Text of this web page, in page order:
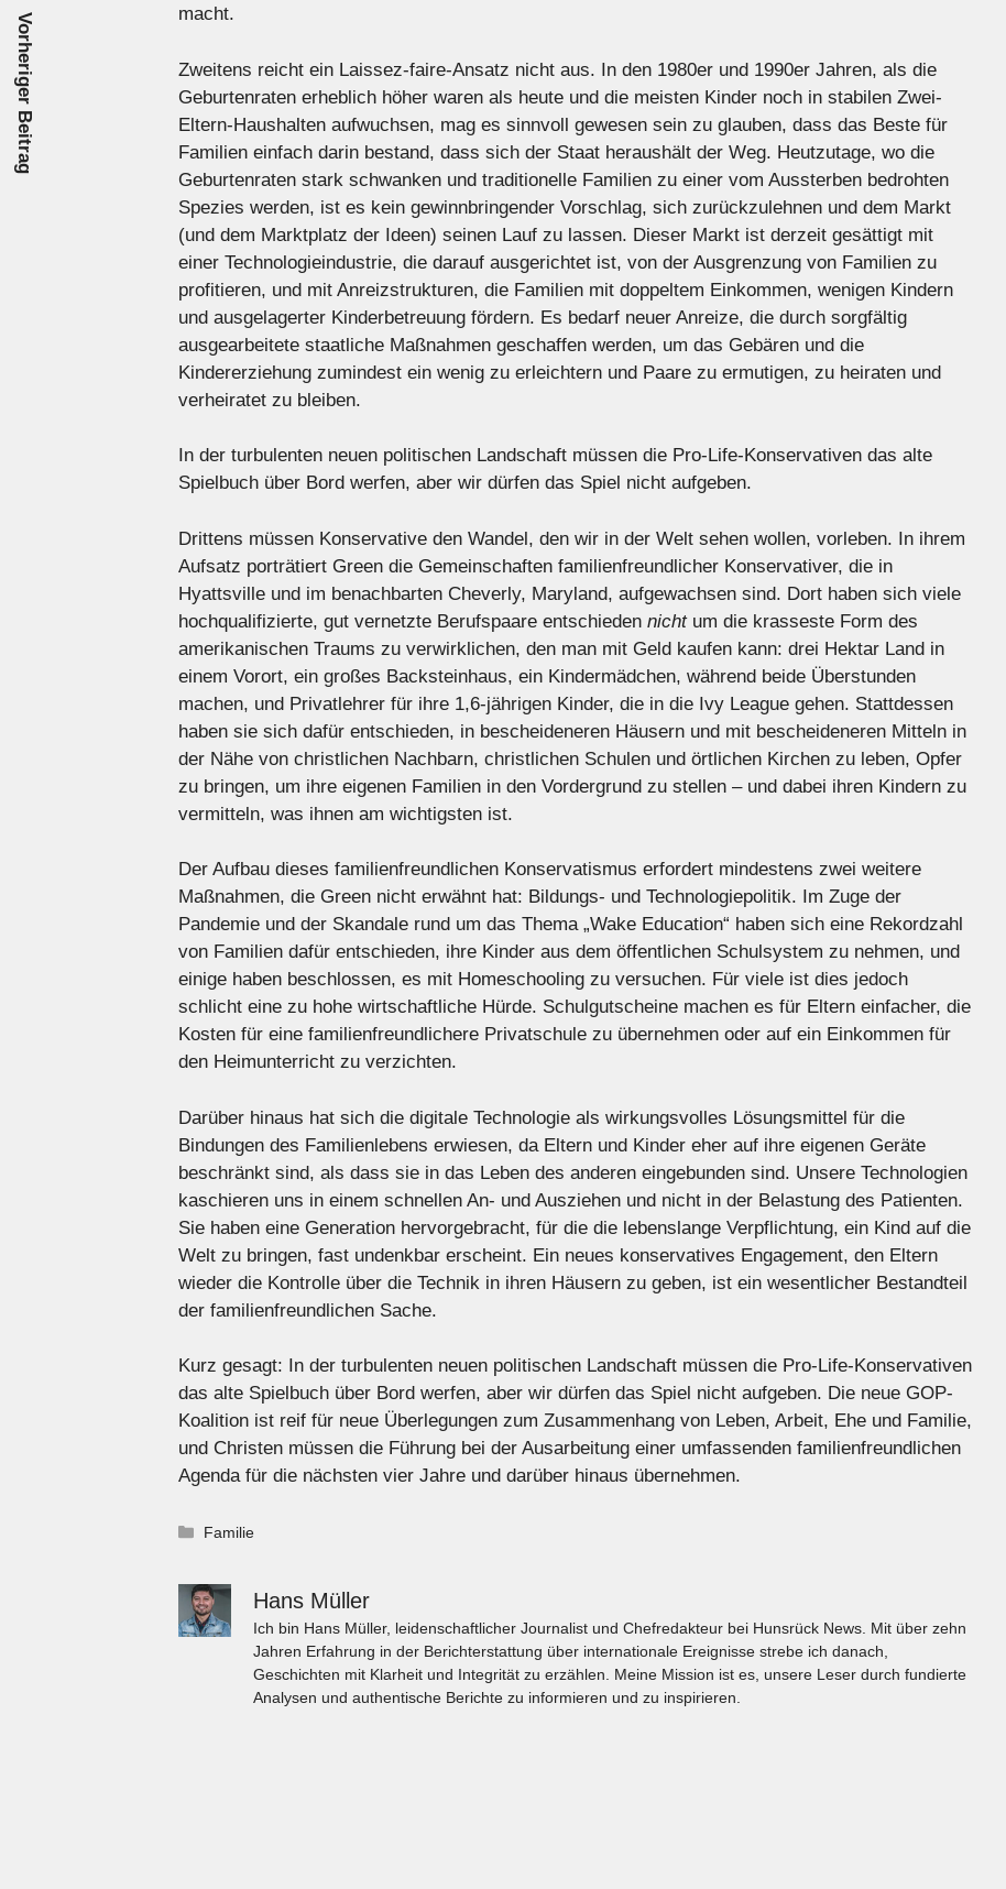
macht.
Zweitens reicht ein Laissez-faire-Ansatz nicht aus. In den 1980er und 1990er Jahren, als die
Geburtenraten erheblich höher waren als heute und die meisten Kinder noch in stabilen Zwei-
Eltern-Haushalten aufwuchsen, mag es sinnvoll gewesen sein zu glauben, dass das Beste für
Familien einfach darin bestand, dass sich der Staat heraushält der Weg. Heutzutage, wo die
Geburtenraten stark schwanken und traditionelle Familien zu einer vom Aussterben bedrohten
Spezies werden, ist es kein gewinnbringender Vorschlag, sich zurückzulehnen und dem Markt
(und dem Marktplatz der Ideen) seinen Lauf zu lassen. Dieser Markt ist derzeit gesättigt mit
einer Technologieindustrie, die darauf ausgerichtet ist, von der Ausgrenzung von Familien zu
profitieren, und mit Anreizstrukturen, die Familien mit doppeltem Einkommen, wenigen Kindern
und ausgelagerter Kinderbetreuung fördern. Es bedarf neuer Anreize, die durch sorgfältig
ausgearbeitete staatliche Maßnahmen geschaffen werden, um das Gebären und die
Kindererziehung zumindest ein wenig zu erleichtern und Paare zu ermutigen, zu heiraten und
verheiratet zu bleiben.
In der turbulenten neuen politischen Landschaft müssen die Pro-Life-Konservativen das alte
Spielbuch über Bord werfen, aber wir dürfen das Spiel nicht aufgeben.
Drittens müssen Konservative den Wandel, den wir in der Welt sehen wollen, vorleben. In ihrem
Aufsatz porträtiert Green die Gemeinschaften familienfreundlicher Konservativer, die in
Hyattsville und im benachbarten Cheverly, Maryland, aufgewachsen sind. Dort haben sich viele
hochqualifizierte, gut vernetzte Berufspaare entschieden nicht um die krasseste Form des
amerikanischen Traums zu verwirklichen, den man mit Geld kaufen kann: drei Hektar Land in
einem Vorort, ein großes Backsteinhaus, ein Kindermädchen, während beide Überstunden
machen, und Privatlehrer für ihre 1,6-jährigen Kinder, die in die Ivy League gehen. Stattdessen
haben sie sich dafür entschieden, in bescheideneren Häusern und mit bescheideneren Mitteln in
der Nähe von christlichen Nachbarn, christlichen Schulen und örtlichen Kirchen zu leben, Opfer
zu bringen, um ihre eigenen Familien in den Vordergrund zu stellen – und dabei ihren Kindern zu
vermitteln, was ihnen am wichtigsten ist.
Der Aufbau dieses familienfreundlichen Konservatismus erfordert mindestens zwei weitere
Maßnahmen, die Green nicht erwähnt hat: Bildungs- und Technologiepolitik. Im Zuge der
Pandemie und der Skandale rund um das Thema „Wake Education“ haben sich eine Rekordzahl
von Familien dafür entschieden, ihre Kinder aus dem öffentlichen Schulsystem zu nehmen, und
einige haben beschlossen, es mit Homeschooling zu versuchen. Für viele ist dies jedoch
schlicht eine zu hohe wirtschaftliche Hürde. Schulgutscheine machen es für Eltern einfacher, die
Kosten für eine familienfreundlichere Privatschule zu übernehmen oder auf ein Einkommen für
den Heimunterricht zu verzichten.
Darüber hinaus hat sich die digitale Technologie als wirkungsvolles Lösungsmittel für die
Bindungen des Familienlebens erwiesen, da Eltern und Kinder eher auf ihre eigenen Geräte
beschränkt sind, als dass sie in das Leben des anderen eingebunden sind. Unsere Technologien
kaschieren uns in einem schnellen An- und Ausziehen und nicht in der Belastung des Patienten.
Sie haben eine Generation hervorgebracht, für die die lebenslange Verpflichtung, ein Kind auf die
Welt zu bringen, fast undenkbar erscheint. Ein neues konservatives Engagement, den Eltern
wieder die Kontrolle über die Technik in ihren Häusern zu geben, ist ein wesentlicher Bestandteil
der familienfreundlichen Sache.
Kurz gesagt: In der turbulenten neuen politischen Landschaft müssen die Pro-Life-Konservativen
das alte Spielbuch über Bord werfen, aber wir dürfen das Spiel nicht aufgeben. Die neue GOP-
Koalition ist reif für neue Überlegungen zum Zusammenhang von Leben, Arbeit, Ehe und Familie,
und Christen müssen die Führung bei der Ausarbeitung einer umfassenden familienfreundlichen
Agenda für die nächsten vier Jahre und darüber hinaus übernehmen.
Kategorien
Familie
Hans Müller
Ich bin Hans Müller, leidenschaftlicher Journalist und Chefredakteur bei Hunsrück News. Mit über zehn
Jahren Erfahrung in der Berichterstattung über internationale Ereignisse strebe ich danach,
Geschichten mit Klarheit und Integrität zu erzählen. Meine Mission ist es, unsere Leser durch fundierte
Analysen und authentische Berichte zu informieren und zu inspirieren.
Vorheriger Beitrag